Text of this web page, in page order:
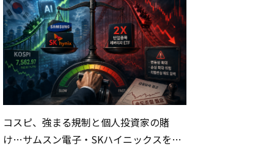
コスピ、強まる規制と個人投資家の賭
け…サムスン電子・SKハイニックスを巡